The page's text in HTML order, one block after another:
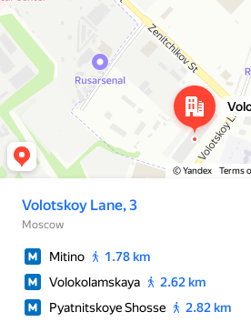
Москва
Яндекс Карты — транспорт, навигация,